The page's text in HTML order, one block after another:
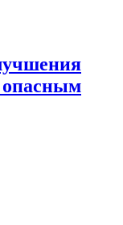
опасным